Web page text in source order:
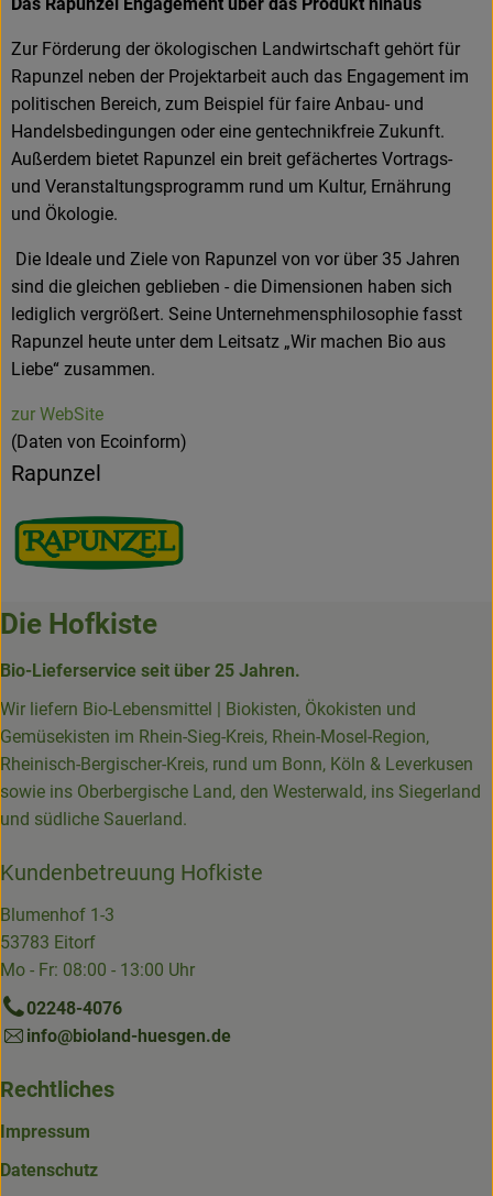
Zur Förderung der ökologischen Landwirtschaft gehört für
Rapunzel neben der Projektarbeit auch das Engagement im
politischen Bereich, zum Beispiel für faire Anbau- und
Handelsbedingungen oder eine gentechnikfreie Zukunft.
Außerdem bietet Rapunzel ein breit gefächertes Vortrags-
und Veranstaltungsprogramm rund um Kultur, Ernährung
und Ökologie.
Die Ideale und Ziele von Rapunzel von vor über 35 Jahren
sind die gleichen geblieben - die Dimensionen haben sich
lediglich vergrößert. Seine Unternehmensphilosophie fasst
Rapunzel heute unter dem Leitsatz „Wir machen Bio aus
Liebe“ zusammen.
zur WebSite
(Daten von Ecoinform)
Rapunzel
Die Hofkiste
Bio-Lieferservice seit über 25 Jahren.
Wir liefern Bio-Lebensmittel | Biokisten, Ökokisten und
Gemüsekisten im Rhein-Sieg-Kreis, Rhein-Mosel-Region,
Rheinisch-Bergischer-Kreis, rund um Bonn, Köln & Leverkusen
sowie ins Oberbergische Land, den Westerwald, ins Siegerland
und südliche Sauerland.
Kundenbetreuung Hofkiste
Blumenhof 1-3
53783 Eitorf
Mo - Fr: 08:00 - 13:00 Uhr
02248-4076
info@bioland-huesgen.de
Rechtliches
Impressum
Datenschutz